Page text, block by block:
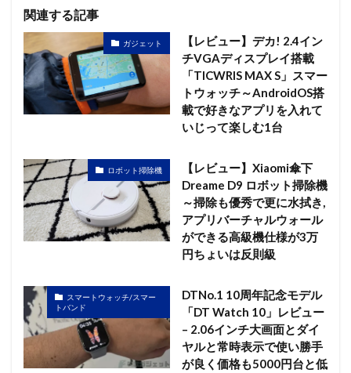
関連する記事
ガジェット
【レビュー】デカ! 2.4イン
チVGAディスプレイ搭載
「TICWRIS MAX S」スマー
トウォッチ～AndroidOS搭
載で好きなアプリを入れて
いじって楽しむ1台
ロボット掃除機
【レビュー】Xiaomi傘下
Dreame D9 ロボット掃除機
～掃除も優秀で更に水拭き,
アプリバーチャルウォール
ができる高級機仕様が3万
円ちょいは反則級
スマートウォッチ/スマー
トバンド
DTNo.1 10周年記念モデル
「DT Watch 10」レビュー
– 2.06インチ大画面とダイ
ヤルと常時表示で使い勝手
が良く価格も5000円台と低